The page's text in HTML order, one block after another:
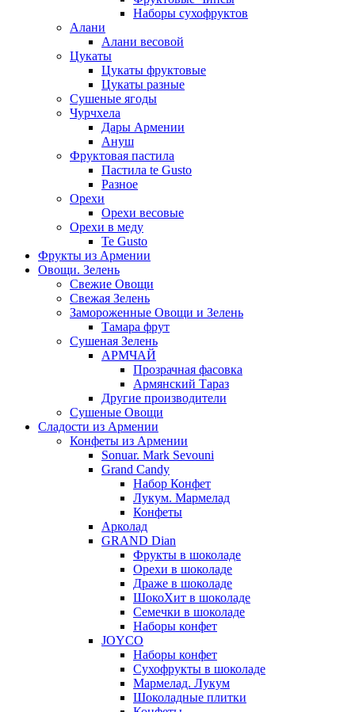
Наборы сухофруктов
Алани
Алани весовой
Цукаты
Цукаты фруктовые
Цукаты разные
Сушеные ягоды
Чурчхела
Дары Армении
Ануш
Фруктовая пастила
Пастила te Gusto
Разное
Орехи
Орехи весовые
Орехи в меду
Te Gusto
Фрукты из Армении
Овощи. Зелень
Свежие Овощи
Свежая Зелень
Замороженные Овощи и Зелень
Тамара фрут
Сушеная Зелень
АРМЧАЙ
Прозрачная фасовка
Армянский Тараз
Другие производители
Сушеные Овощи
Сладости из Армении
Конфеты из Армении
Sonuar. Mark Sevouni
Grand Candy
Набор Конфет
Лукум. Мармелад
Конфеты
Арколад
GRAND Dian
Фрукты в шоколаде
Орехи в шоколаде
Драже в шоколаде
ШокоХит в шоколаде
Семечки в шоколаде
Наборы конфет
JOYCO
Наборы конфет
Сухофрукты в шоколаде
Мармелад. Лукум
Шоколадные плитки